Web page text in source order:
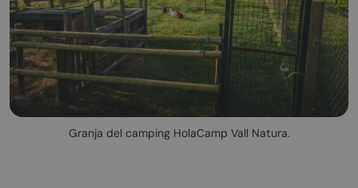
Granja del camping HolaCamp Vall Natura.